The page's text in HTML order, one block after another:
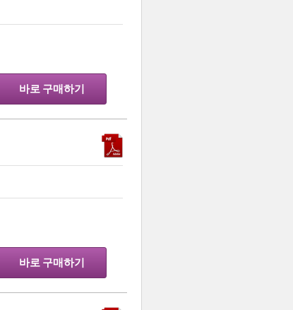
바로 구매하기
바로 구매하기